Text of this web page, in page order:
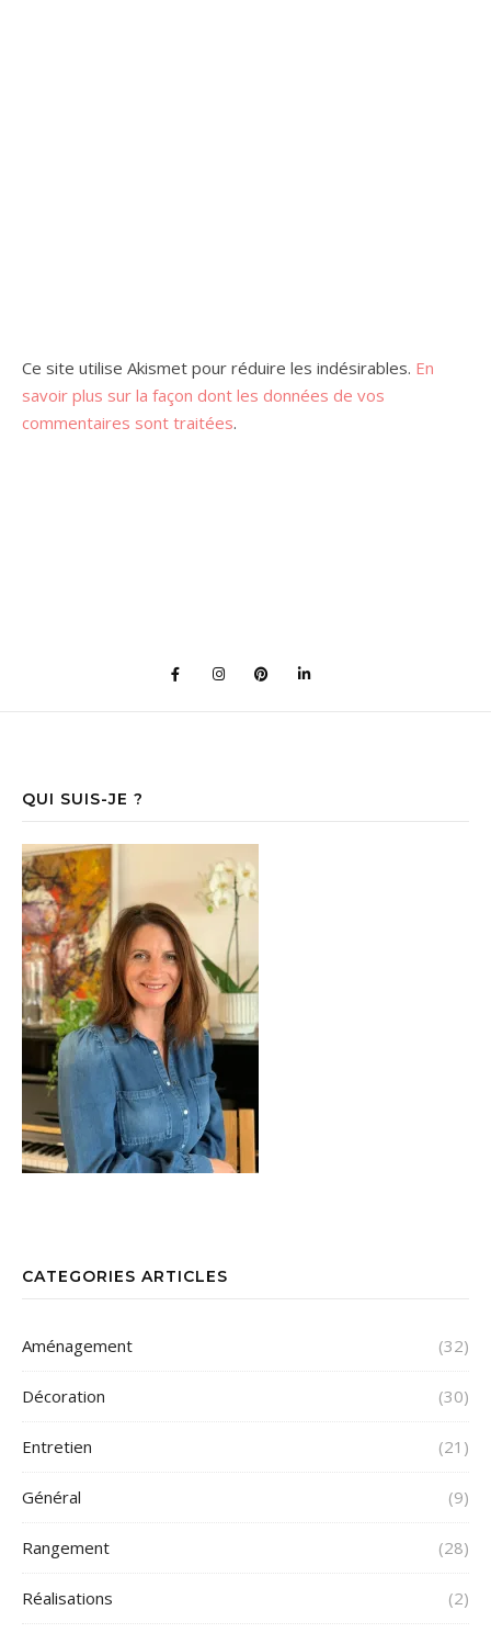
Ce site utilise Akismet pour réduire les indésirables. En
savoir plus sur la façon dont les données de vos
commentaires sont traitées.
QUI SUIS-JE ?
CATEGORIES ARTICLES
Aménagement (32)
Décoration (30)
Entretien (21)
Général (9)
Rangement (28)
Réalisations (2)